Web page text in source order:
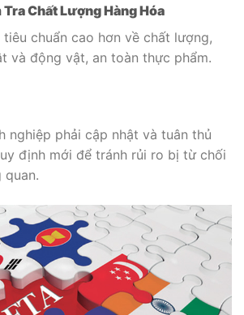
Chất Lượng Hàng Hóa
chuẩn cao hơn về chất lượng,
và động vật, an toàn thực phẩm.
nghiệp phải cập nhật và tuân thủ
định mới để tránh rủi ro bị từ chối
quan.